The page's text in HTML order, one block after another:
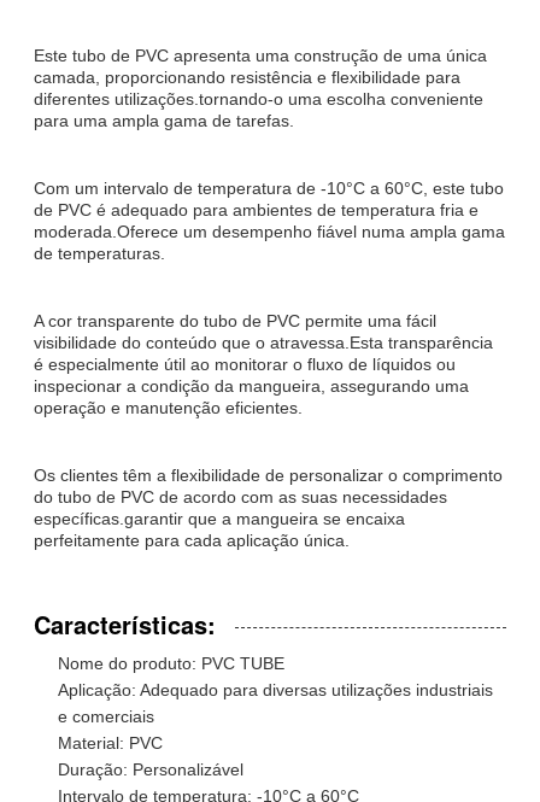
Este tubo de PVC apresenta uma construção de uma única
camada, proporcionando resistência e flexibilidade para
diferentes utilizações.tornando-o uma escolha conveniente
para uma ampla gama de tarefas.
Com um intervalo de temperatura de -10°C a 60°C, este tubo
de PVC é adequado para ambientes de temperatura fria e
moderada.Oferece um desempenho fiável numa ampla gama
de temperaturas.
A cor transparente do tubo de PVC permite uma fácil
visibilidade do conteúdo que o atravessa.Esta transparência
é especialmente útil ao monitorar o fluxo de líquidos ou
inspecionar a condição da mangueira, assegurando uma
operação e manutenção eficientes.
Os clientes têm a flexibilidade de personalizar o comprimento
do tubo de PVC de acordo com as suas necessidades
específicas.garantir que a mangueira se encaixa
perfeitamente para cada aplicação única.
Características:
Nome do produto: PVC TUBE
Aplicação: Adequado para diversas utilizações industriais
e comerciais
Material: PVC
Duração: Personalizável
Intervalo de temperatura: -10°C a 60°C